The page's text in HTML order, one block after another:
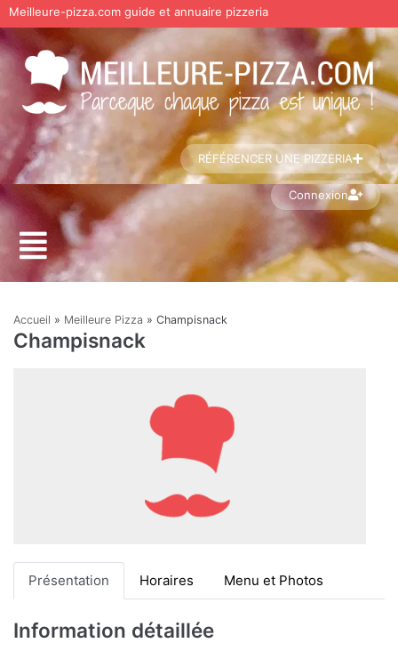
Aller
au
contenu
Meilleure-pizza.com guide et annuaire pizzeria
RÉFÉRENCER UNE PIZZERIA
Connexion
Accueil » Meilleure Pizza » Champisnack
Champisnack
Présentation Horaires Menu et Photos
Information détaillée